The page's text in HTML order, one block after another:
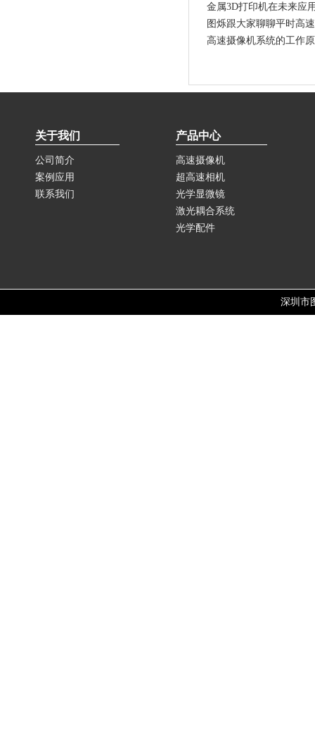
金属3D打印机在未来应
图烁跟大家聊聊平时高
高速摄像机系统的工作
关于我们
公司简介
案例应用
联系我们
产品中心
高速摄像机
超高速相机
光学显微镜
激光耦合系统
光学配件
深圳市